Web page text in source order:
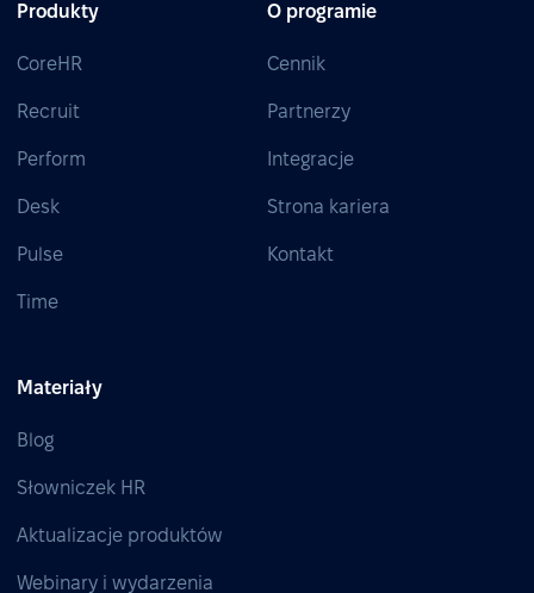
Produkty
CoreHR
Recruit
Perform
Desk
Pulse
Time
O programie
Cennik
Partnerzy
Integracje
Strona kariera
Kontakt
Materiały
Blog
Słowniczek HR
Aktualizacje produktów
Webinary i wydarzenia